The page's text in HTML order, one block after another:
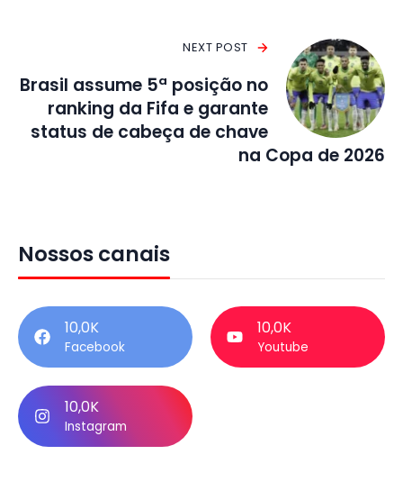
NEXT POST
Brasil assume 5ª posição no
ranking da Fifa e garante
status de cabeça de chave
na Copa de 2026
Nossos canais
10,0K
Facebook
10,0K
Youtube
10,0K
Instagram